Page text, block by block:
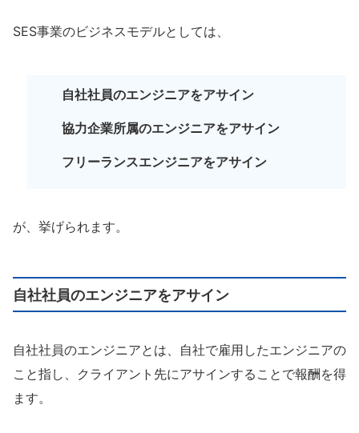
SES事業のビジネスモデルとしては、
自社社員のエンジニアをアサイン
協力企業所属のエンジニアをアサイン
フリーランスエンジニアをアサイン
が、挙げられます。
自社社員のエンジニアをアサイン
自社社員のエンジニアとは、自社で雇用したエンジニアの
こと指し、クライアント先にアサインすることで報酬を得
ます。